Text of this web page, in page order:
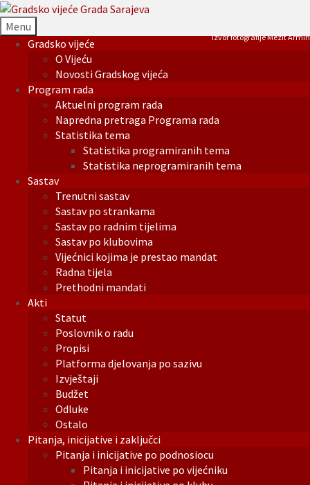
Menu
Gradsko vijeće
O Vijeću
Novosti Gradskog vijeća
Program rada
Aktuelni program rada
Napredna pretraga Programa rada
Statistika tema
Statistika programiranih tema
Statistika neprogramiranih tema
Sastav
Trenutni sastav
Sastav po strankama
Sastav po radnim tijelima
Sastav po klubovima
Vijećnici kojima je prestao mandat
Radna tijela
Prethodni mandati
Akti
Statut
Poslovnik o radu
Propisi
Platforma djelovanja po sazivu
Izvještaji
Budžet
Odluke
Ostalo
Pitanja, inicijative i zaključci
Pitanja i inicijative po podnosiocu
Pitanja i inicijative po vijećniku
Izvor fotografije Mezit Armin